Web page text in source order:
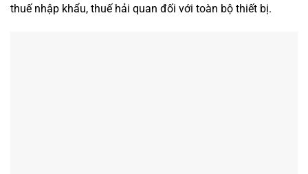
thuế nhập khẩu, thuế hải quan đối với toàn bộ thiết bị.